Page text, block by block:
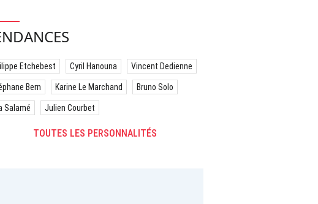
Etchebest Cyril Hanouna Vincent Dedienne
Bern Karine Le Marchand Bruno Solo
Salamé Julien Courbet
TOUTES LES PERSONNALITÉS